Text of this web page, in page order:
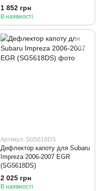
1 852 грн
В наявності
Артикул: SG5618DS
Дефлектор капоту для Subaru
Impreza 2006-2007 EGR
(SG5618DS)
2 025 грн
В наявності